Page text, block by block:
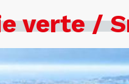
verte /